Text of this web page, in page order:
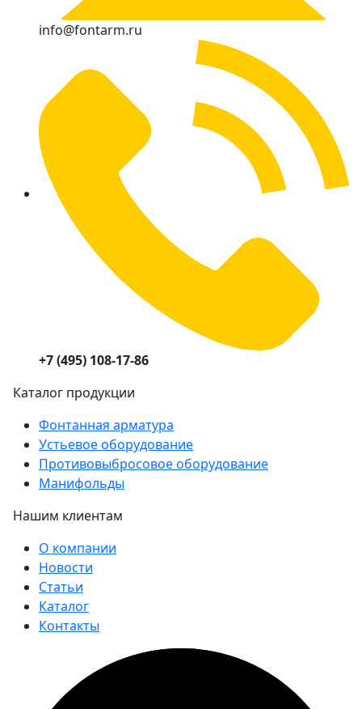
info@fontarm.ru
+7 (495) 108-17-86
Каталог продукции
Фонтанная арматура
Устьевое оборудование
Противовыбросовое оборудование
Манифольды
Нашим клиентам
О компании
Новости
Статьи
Каталог
Контакты